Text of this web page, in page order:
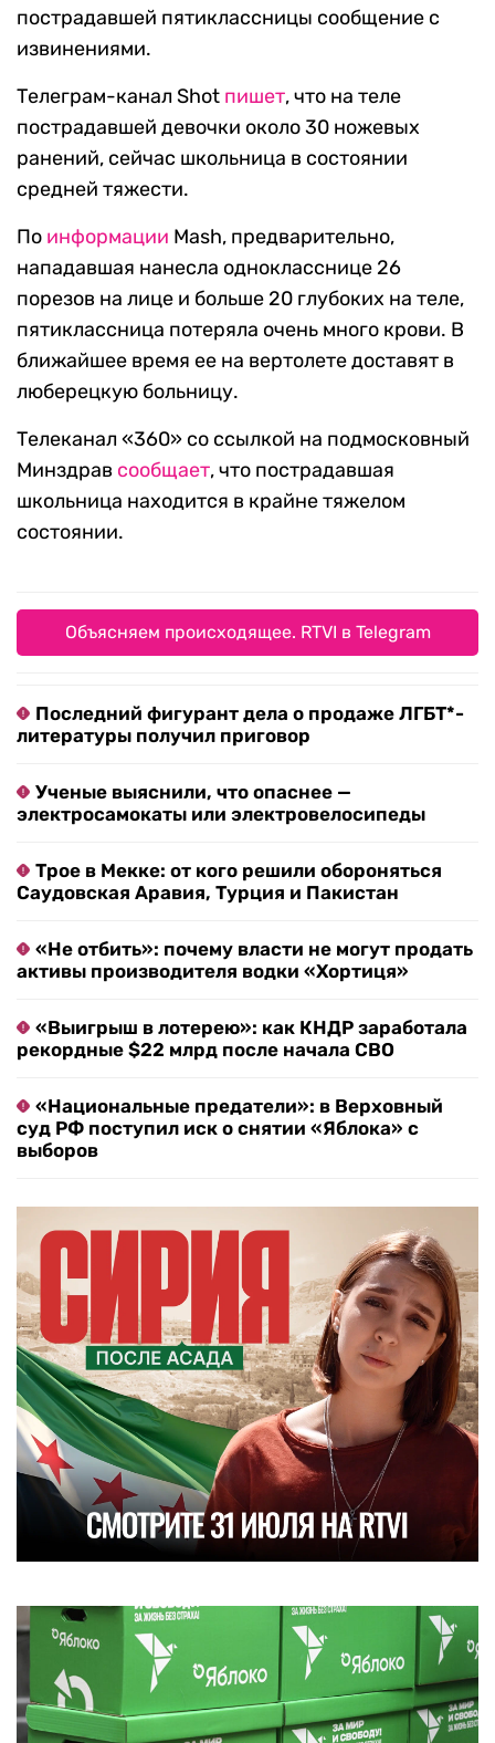
пострадавшей пятиклассницы сообщение с
извинениями.
Телеграм-канал Shot пишет, что на теле
пострадавшей девочки около 30 ножевых
ранений, сейчас школьница в состоянии
средней тяжести.
По информации Mash, предварительно,
нападавшая нанесла однокласснице 26
порезов на лице и больше 20 глубоких на теле,
пятиклассница потеряла очень много крови. В
ближайшее время ее на вертолете доставят в
люберецкую больницу.
Телеканал «360» со ссылкой на подмосковный
Минздрав сообщает, что пострадавшая
школьница находится в крайне тяжелом
состоянии.
Объясняем происходящее. RTVI в Telegram
Последний фигурант дела о продаже ЛГБТ*-
литературы получил приговор
Ученые выяснили, что опаснее —
электросамокаты или электровелосипеды
Трое в Мекке: от кого решили обороняться
Саудовская Аравия, Турция и Пакистан
«Не отбить»: почему власти не могут продать
активы производителя водки «Хортиця»
«Выигрыш в лотерею»: как КНДР заработала
рекордные $22 млрд после начала СВО
«Национальные предатели»: в Верховный
суд РФ поступил иск о снятии «Яблока» с
выборов